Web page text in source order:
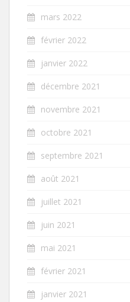
mars 2022
février 2022
janvier 2022
décembre 2021
novembre 2021
octobre 2021
septembre 2021
août 2021
juillet 2021
juin 2021
mai 2021
février 2021
janvier 2021